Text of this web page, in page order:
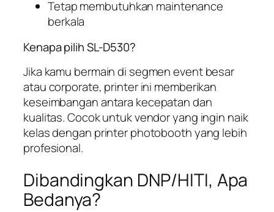
Tetap membutuhkan maintenance
berkala
Kenapa pilih SL-D530?
Jika kamu bermain di segmen event besar
atau corporate, printer ini memberikan
keseimbangan antara kecepatan dan
kualitas. Cocok untuk vendor yang ingin naik
kelas dengan printer photobooth yang lebih
profesional.
Dibandingkan DNP/HITI, Apa
Bedanya?